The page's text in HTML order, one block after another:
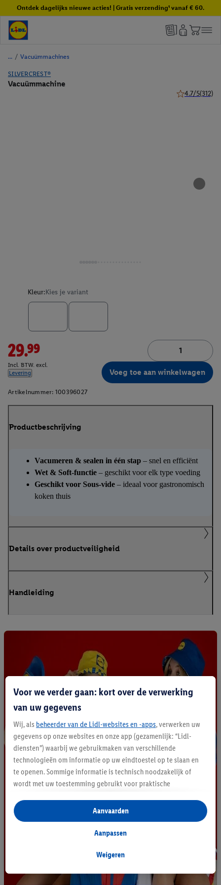
Ontdek dagelijks nieuwe acties! | Gratis verzending¹ vanaf € 60.
/ Vacuümmachines
SILVERCREST®
Vacuümmachine
4.7/5(312)
Kleur:Kies je variant
29.99
Incl. BTW. excl.
Levering
Voeg toe aan winkelwagen
Artikelnummer: 100396027
Productbeschrijving
Vacumeren & sealen in één stap – snel en efficiënt
Wet & Soft-functie – geschikt voor elk type voeding
Geschikt voor Sous-vide – ideaal voor gastronomisch
koken thuis
Details over productveiligheid
Handleiding
Voor we verder gaan: kort over de verwerking
van uw gegevens
Wij, als beheerder van de Lidl-websites en -apps, verwerken uw
gegevens op onze websites en onze app (gezamenlijk: “Lidl-
diensten”) waarbij we gebruikmaken van verschillende
technologieën om informatie op uw eindtoestel op te slaan en
te openen. Sommige informatie is technisch noodzakelijk of
wordt met uw toestemming gebruikt voor praktische
reclame binnen en buiten de Lidl-diensten aan te bieden. Als u
deelneemt aan het Lidl Plus-programma, worden voor deze
doeleinden eveneens gegevens over uw koopgedrag in de
Als u hier uw toestemming geeft voor gepersonaliseerde
of inlogt op uw bestaande Lidl Plus-account, kunnen wij en
Weigeren
Aanpassen
Aanvaarden